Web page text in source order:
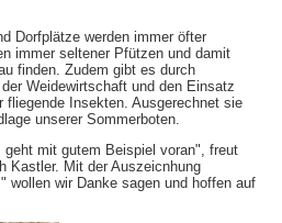
Dorfplätze werden immer öfter
immer seltener Pfützen und damit
finden. Zudem gibt es durch
Weidewirtschaft und den Einsatz
fliegende Insekten. Ausgerechnet sie
unserer Sommerboten.
mit gutem Beispiel voran", freut
Kastler. Mit der Auszeicnhung
wollen wir Danke sagen und hoffen auf